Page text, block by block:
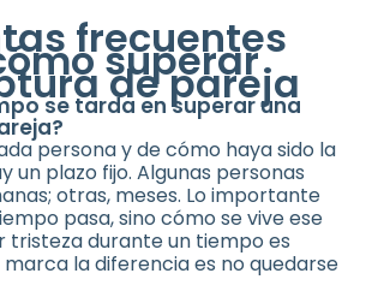
frecuentes
superar
de pareja
se tarda en superar una
persona y de cómo haya sido la
un plazo fijo. Algunas personas
otras, meses. Lo importante
pasa, sino cómo se vive ese
tristeza durante un tiempo es
marca la diferencia es no quedarse